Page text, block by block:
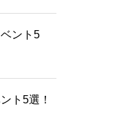
ント5
ト5選！